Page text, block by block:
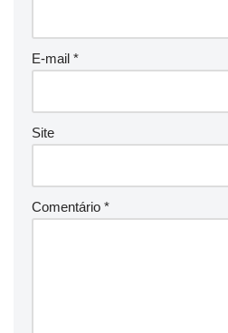
E-mail *
Site
Comentário *